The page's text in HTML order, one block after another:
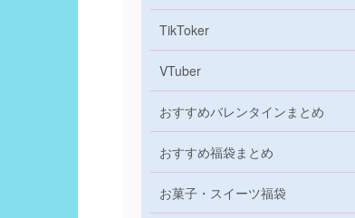
TikToker
VTuber
おすすめバレンタインまとめ
おすすめ福袋まとめ
お菓子・スイーツ福袋